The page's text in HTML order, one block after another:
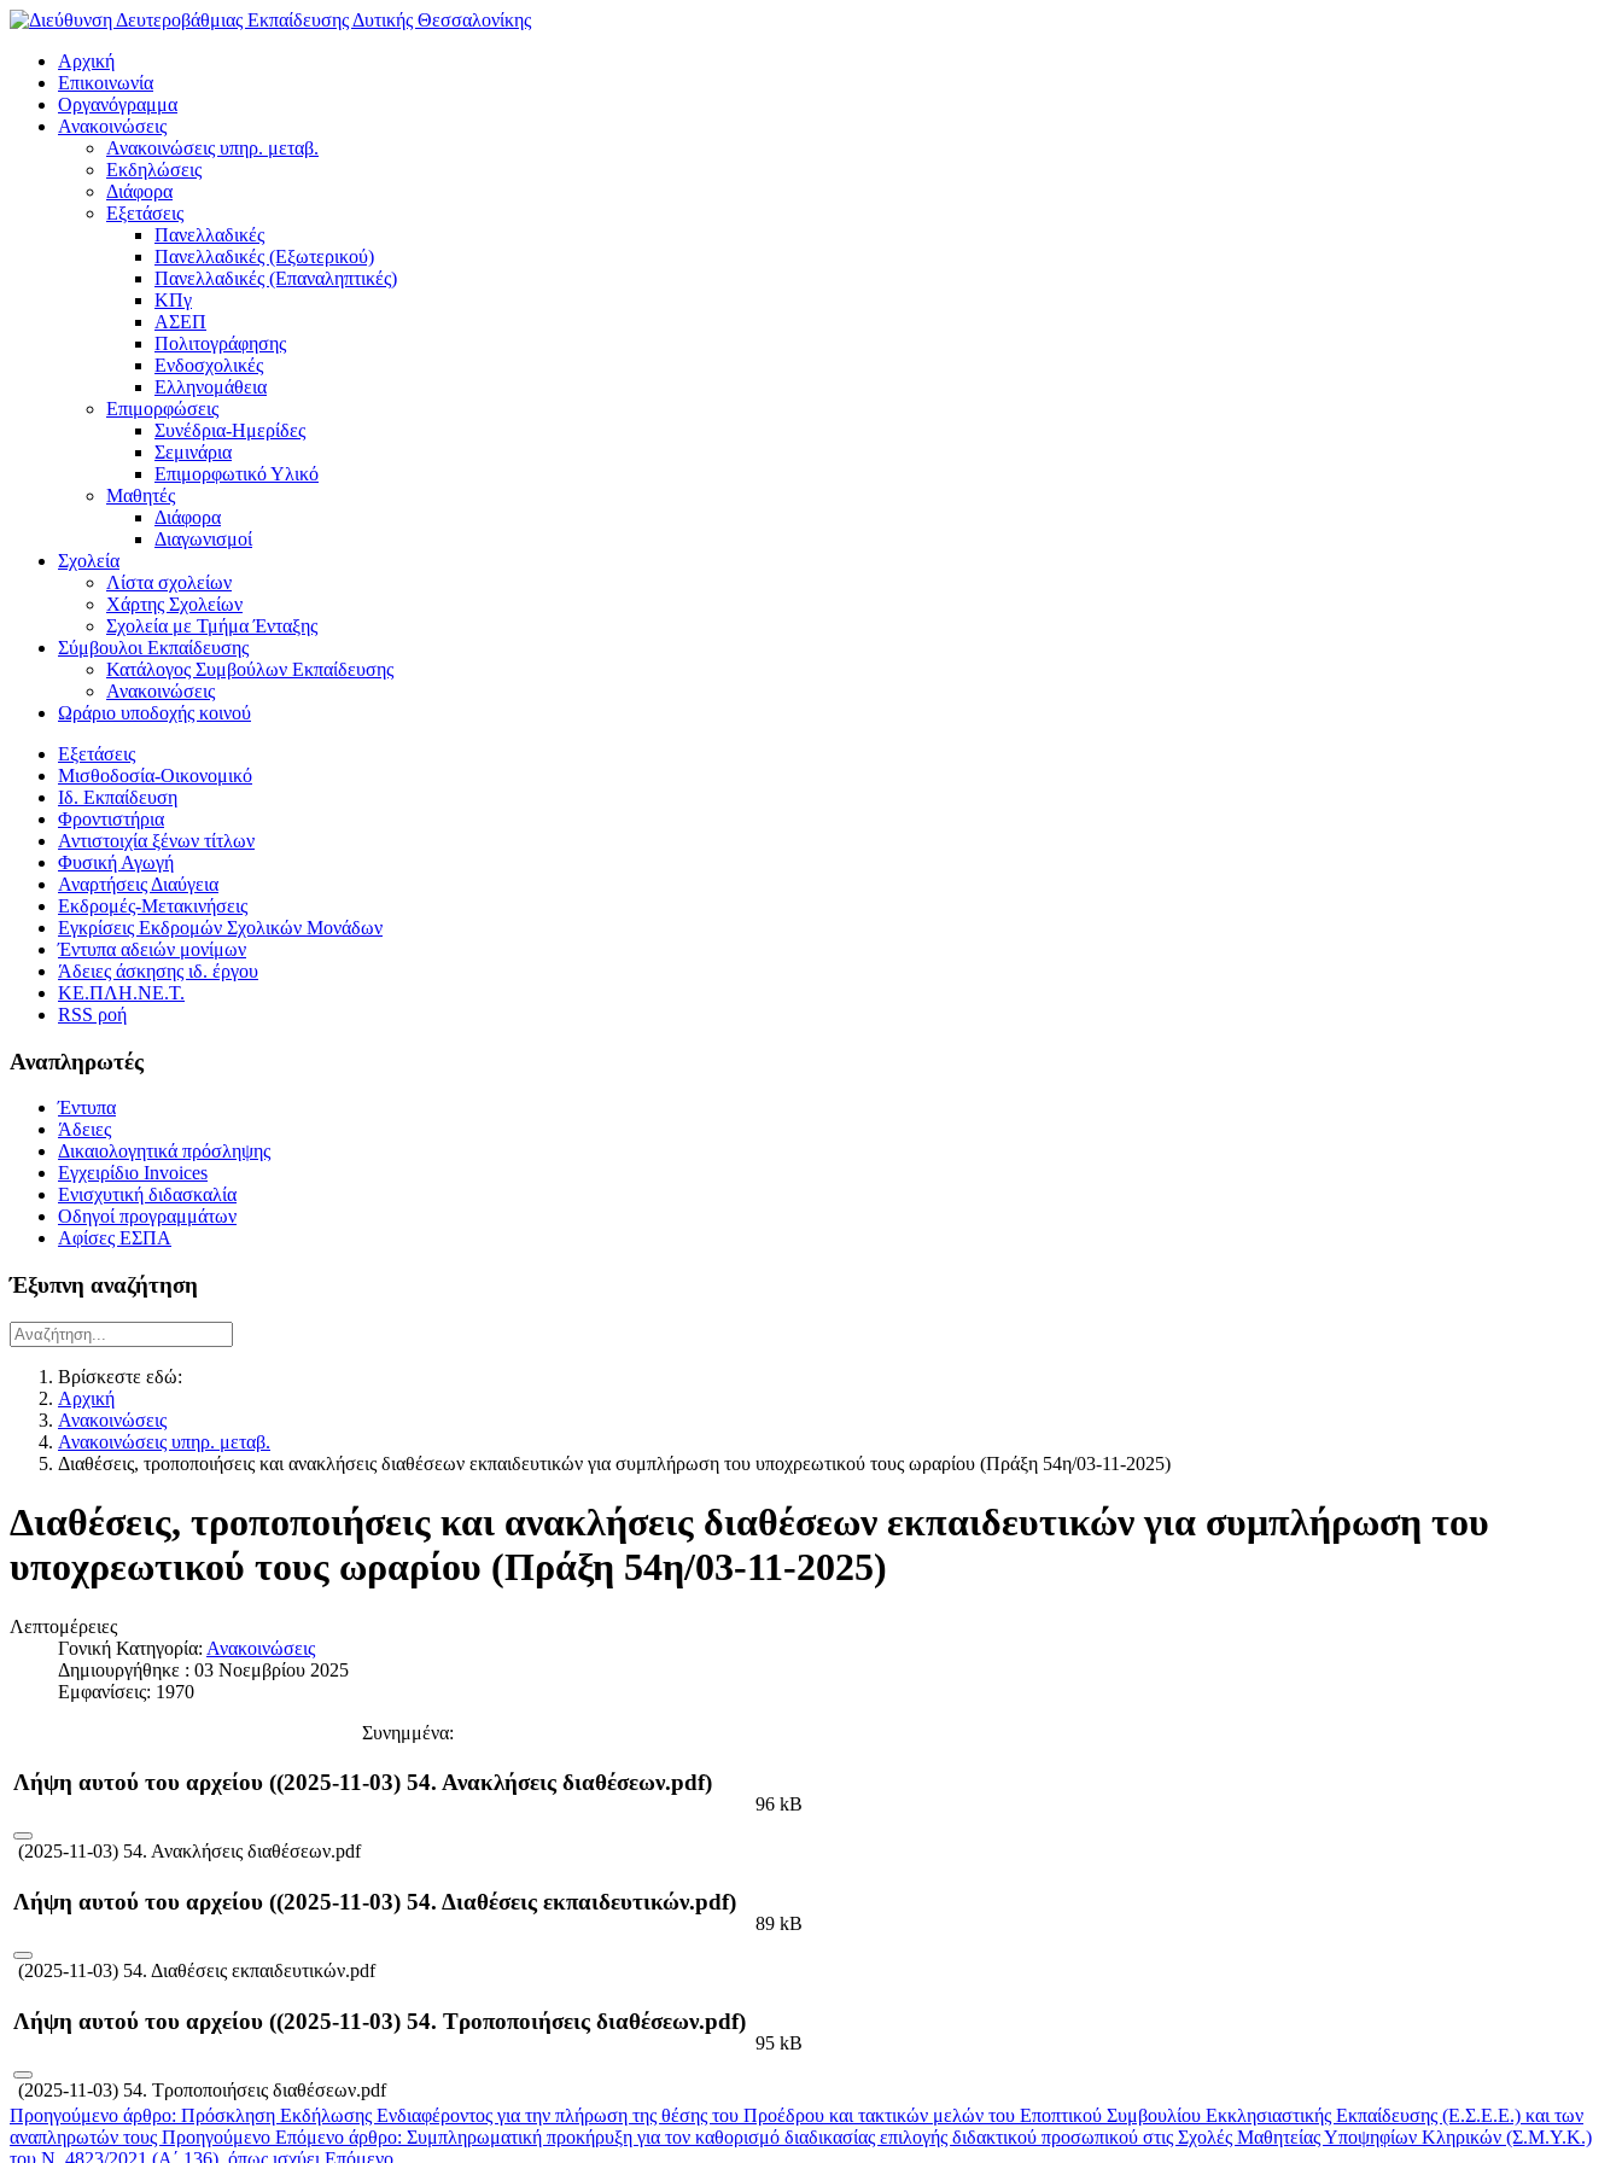
Αρχική
Επικοινωνία
Οργανόγραμμα
Ανακοινώσεις
Ανακοινώσεις υπηρ. μεταβ.
Εκδηλώσεις
Διάφορα
Εξετάσεις
Πανελλαδικές
Πανελλαδικές (Εξωτερικού)
Πανελλαδικές (Επαναληπτικές)
ΚΠγ
ΑΣΕΠ
Πολιτογράφησης
Ενδοσχολικές
Ελληνομάθεια
Επιμορφώσεις
Συνέδρια-Ημερίδες
Σεμινάρια
Επιμορφωτικό Υλικό
Μαθητές
Διάφορα
Διαγωνισμοί
Σχολεία
Λίστα σχολείων
Χάρτης Σχολείων
Σχολεία με Τμήμα Ένταξης
Σύμβουλοι Εκπαίδευσης
Κατάλογος Συμβούλων Εκπαίδευσης
Ανακοινώσεις
Ωράριο υποδοχής κοινού
Εξετάσεις
Μισθοδοσία-Οικονομικό
Ιδ. Εκπαίδευση
Φροντιστήρια
Αντιστοιχία ξένων τίτλων
Φυσική Αγωγή
Αναρτήσεις Διαύγεια
Εκδρομές-Μετακινήσεις
Εγκρίσεις Εκδρομών Σχολικών Μονάδων
Έντυπα αδειών μονίμων
Άδειες άσκησης ιδ. έργου
ΚΕ.ΠΛΗ.ΝΕ.Τ.
RSS ροή
Αναπληρωτές
Έντυπα
Άδειες
Δικαιολογητικά πρόσληψης
Εγχειρίδιο Invoices
Ενισχυτική διδασκαλία
Οδηγοί προγραμμάτων
Αφίσες ΕΣΠΑ
Έξυπνη αναζήτηση
Βρίσκεστε εδώ:
Αρχική
Ανακοινώσεις
Ανακοινώσεις υπηρ. μεταβ.
Διαθέσεις, τροποποιήσεις και ανακλήσεις διαθέσεων εκπαιδευτικών για συμπλήρωση του υποχρεωτικού τους ωραρίου (Πράξη 54η/03-11-2025)
Διαθέσεις, τροποποιήσεις και ανακλήσεις διαθέσεων εκπαιδευτικών για συμπλήρωση του
υποχρεωτικού τους ωραρίου (Πράξη 54η/03-11-2025)
Λεπτομέρειες
Γονική Κατηγορία: Ανακοινώσεις
Δημιουργήθηκε : 03 Νοεμβρίου 2025
Εμφανίσεις: 1970
Συνημμένα:
Λήψη αυτού του αρχείου ((2025-11-03) 54. Ανακλήσεις διαθέσεων.pdf)
(2025-11-03) 54. Ανακλήσεις διαθέσεων.pdf
96 kB
Λήψη αυτού του αρχείου ((2025-11-03) 54. Διαθέσεις εκπαιδευτικών.pdf)
(2025-11-03) 54. Διαθέσεις εκπαιδευτικών.pdf
89 kB
Λήψη αυτού του αρχείου ((2025-11-03) 54. Τροποποιήσεις διαθέσεων.pdf)
(2025-11-03) 54. Τροποποιήσεις διαθέσεων.pdf
95 kB
Προηγούμενο άρθρο: Πρόσκληση Εκδήλωσης Ενδιαφέροντος για την πλήρωση της θέσης του Προέδρου και τακτικών μελών του Εποπτικού Συμβουλίου Εκκλησιαστικής Εκπαίδευσης (Ε.Σ.Ε.Ε.) και των
αναπληρωτών τους Προηγούμενο Επόμενο άρθρο: Συμπληρωματική προκήρυξη για τον καθορισμό διαδικασίας επιλογής διδακτικού προσωπικού στις Σχολές Μαθητείας Υποψηφίων Κληρικών (Σ.Μ.Υ.Κ.)
του Ν. 4823/2021 (Α΄ 136), όπως ισχύει Επόμενο